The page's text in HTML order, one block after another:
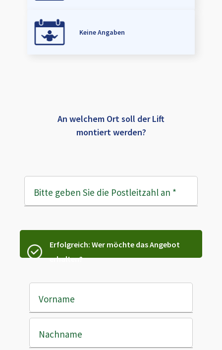
Keine Angaben
An welchem Ort soll der Lift
montiert werden?
Bitte geben Sie die Postleitzahl an *
Erfolgreich: Wer möchte das Angebot
erhalten?
Vorname
Nachname